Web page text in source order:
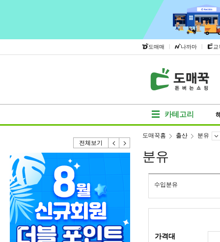
도매매 | 나까마 | 교
카테고리
전체보기
도매꾹홈 출산 분유
분유
수입분유
가격대